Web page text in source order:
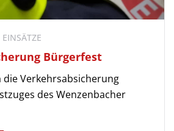
Bürgerfest
Verkehrsabsicherung
des Wenzenbacher